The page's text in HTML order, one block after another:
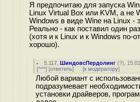
Я предпочитаю для запуска
Linux Virtual Box или KVM, а не
Windows в виде Wine на Linux -
Реально - как поставил один
(хотя и к Linux и к Windows по-
хорошо).
5.117 ,ШиндовсПердолинг (?),
[^^^] [ответить] [к модератору]
Любой вариант с
подразумевает
установки драйверов,